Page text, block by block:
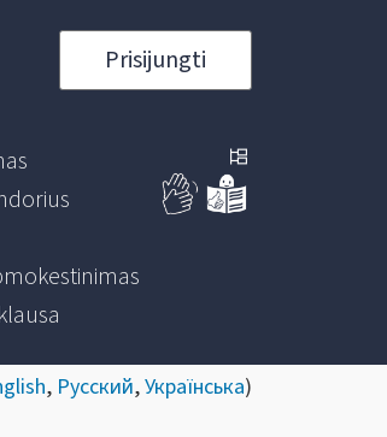
Prisijungti
, Русский,Українська)